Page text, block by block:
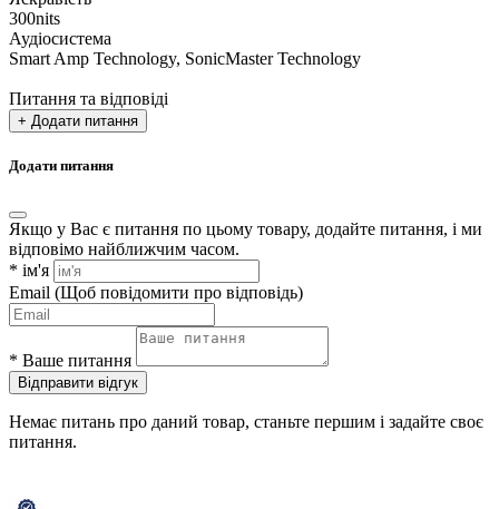
300nits
Аудіосистема
Smart Amp Technology, SonicMaster Technology
Питання та відповіді
+ Додати питання
Додати питання
Якщо у Вас є питання по цьому товару, додайте питання, і ми
відповімо найближчим часом.
* ім'я
Email (Щоб повідомити про відповідь)
* Ваше питання
Відправити відгук
Немає питань про даний товар, станьте першим і задайте своє
питання.